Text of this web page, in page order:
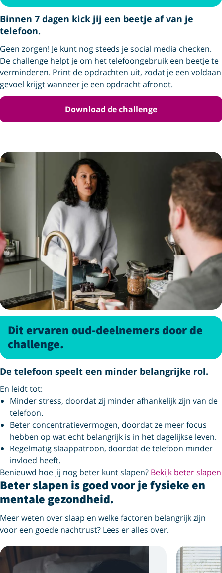
Binnen 7 dagen kick jij een beetje af van je
telefoon.
Geen zorgen! Je kunt nog steeds je social media checken.
De challenge helpt je om het telefoongebruik een beetje te
verminderen. Print de opdrachten uit, zodat je een voldaan
gevoel krijgt wanneer je een opdracht afrondt.
Download de challenge
Dit ervaren oud-deelnemers door de
challenge.
De telefoon speelt een minder belangrijke rol.
En leidt tot:
Minder stress, doordat zij minder afhankelijk zijn van de
telefoon.
Beter concentratievermogen, doordat ze meer focus
hebben op wat echt belangrijk is in het dagelijkse leven.
Regelmatig slaappatroon, doordat de telefoon minder
invloed heeft.
Benieuwd hoe jij nog beter kunt slapen? Bekijk beter slapen
Beter slapen is goed voor je fysieke en
mentale gezondheid.
Meer weten over slaap en welke factoren belangrijk zijn
voor een goede nachtrust? Lees er alles over.